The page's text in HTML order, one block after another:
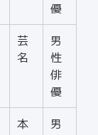
優
芸
名
男
性
俳
優
本
男